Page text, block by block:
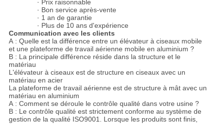
· Prix raisonnable
· Bon service après-vente
· 1 an de garantie
· Plus de 10 ans d'expérience
Communication avec les clients
A : Quelle est la différence entre un élévateur à ciseaux mobile
et une plateforme de travail aérienne mobile en aluminium ?
B : La principale différence réside dans la structure et le
matériau
L'élévateur à ciseaux est de structure en ciseaux avec un
matériau en acier
La plateforme de travail aérienne est de structure à mât avec un
matériau en aluminium
A : Comment se déroule le contrôle qualité dans votre usine ?
B : Le contrôle qualité est strictement conforme au système de
gestion de la qualité ISO9001. Lorsque les produits sont finis,